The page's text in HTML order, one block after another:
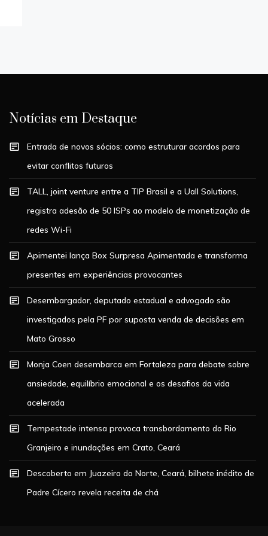
Notícias em Destaque
Entrada de novos sócios: como estruturar acordos para
evitar conflitos futuros
TALL, joint venture entre a TIP Brasil e a Uall Solutions,
registra adesão de 50 ISPs ao modelo de monetização de
redes Wi-Fi
Apimentei lança Box Surpresa Apimentada e transforma
presentes em experiências provocantes
Desembargador, deputado estadual e advogado são
investigados pela PF por suposta venda de decisões em
Mato Grosso
Monja Coen desembarca em Fortaleza para debate sobre
ansiedade, equilíbrio emocional e os desafios da vida
acelerada
Tempestade intensa provoca transbordamento do Rio
Granjeiro e inundações em Crato, Ceará
Descoberto em Juazeiro do Norte, Ceará, bilhete inédito de
Padre Cícero revela receita de chá